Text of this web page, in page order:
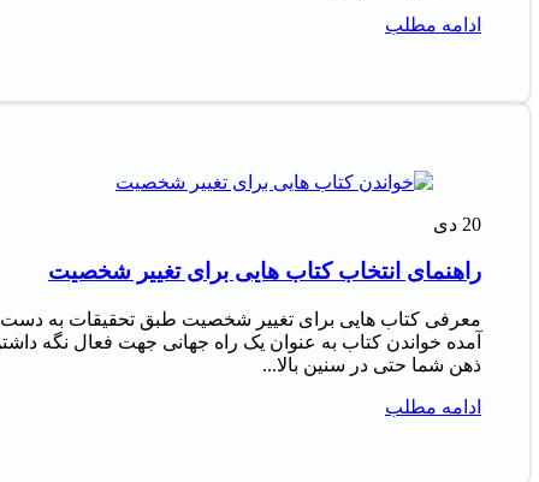
ادامه مطلب
20 دی
راهنمای انتخاب کتاب هایی برای تغییر شخصیت
معرفی کتاب هایی برای تغییر شخصیت طبق تحقیقات به دست
آمده خواندن کتاب به عنوان یک راه جهانی جهت فعال نگه
ذهن شما حتی در سنین بالا...
ادامه مطلب